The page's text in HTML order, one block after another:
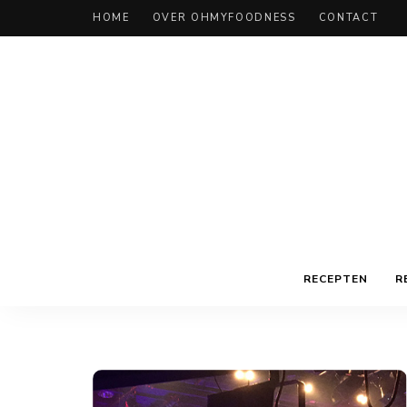
HOME OVER OHMYFOODNESS CONTACT
RECEPTEN